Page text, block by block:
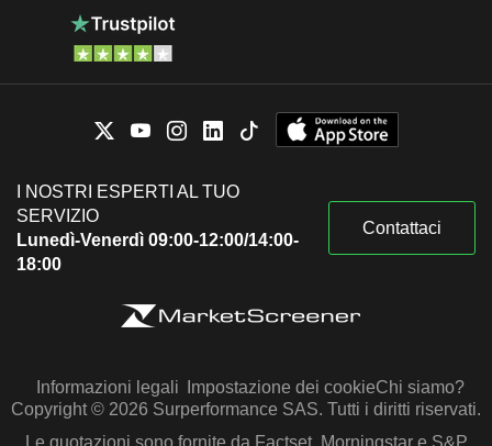
I NOSTRI ESPERTI AL TUO
SERVIZIO
Lunedì-Venerdì 09:00-12:00/14:00-
18:00
Contattaci
Informazioni legali Impostazione dei cookieChi siamo?
Copyright © 2026 Surperformance SAS. Tutti i diritti riservati.
Le quotazioni sono fornite da Factset, Morningstar e S&P